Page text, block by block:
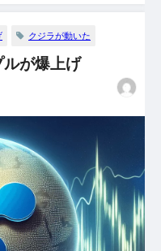
クジラが動いた
ルが爆上げ